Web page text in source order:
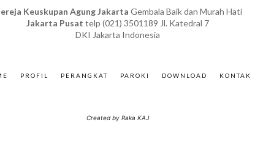
Keuskupan Agung Jakarta Gembala Baik dan Murah Hati
Jakarta Pusat telp (021) 3501189 Jl. Katedral 7
DKI Jakarta Indonesia
PROFIL PERANGKAT PAROKI DOWNLOAD KONTAK
Created by Raka KAJ